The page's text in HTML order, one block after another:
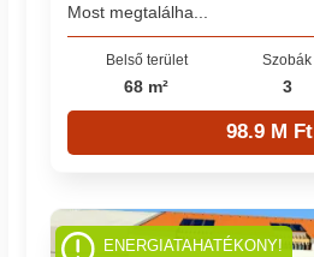
Most megtalálha...
Belső terület
68 m²
Szobák
3
98.9 M Ft
ENERGIATAHATÉKONY!